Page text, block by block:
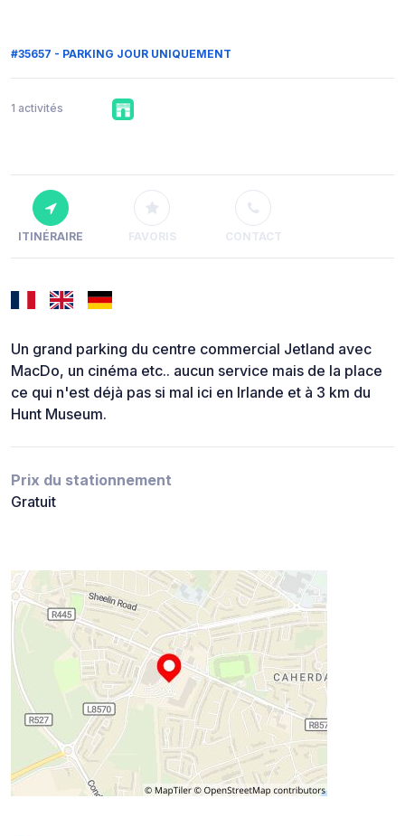
#35657 - PARKING JOUR UNIQUEMENT
1 activités
ITINÉRAIRE FAVORIS CONTACT
Un grand parking du centre commercial Jetland avec
MacDo, un cinéma etc.. aucun service mais de la place
ce qui n'est déjà pas si mal ici en Irlande et à 3 km du
Hunt Museum.
Prix du stationnement
Gratuit